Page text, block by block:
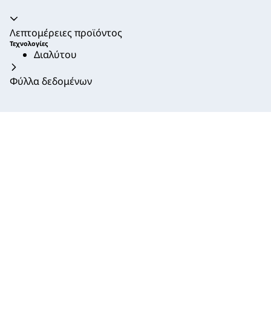
Ακορντεόν καταρρεύσει
Λεπτομέρειες προϊόντος
Τεχνολογίες
Διαλύτου
Φύλλα δεδομένων